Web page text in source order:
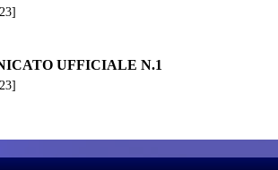
UFFICIALE N.1